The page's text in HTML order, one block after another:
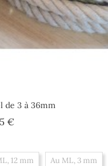
de 3 à 36mm
€Prix
12 mm Au ML, 3 mm